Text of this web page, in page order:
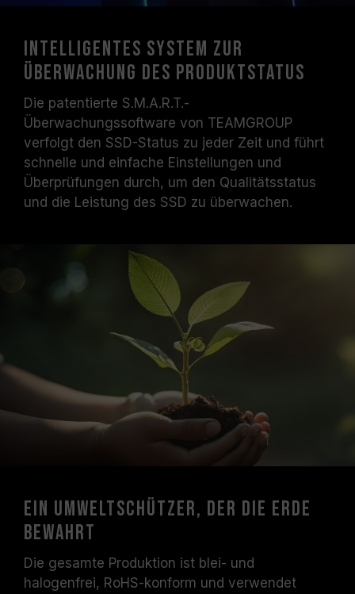
Intelligentes System zur
Überwachung des Produktstatus
Die patentierte S.M.A.R.T.-
Überwachungssoftware von TEAMGROUP
verfolgt den SSD-Status zu jeder Zeit und führt
schnelle und einfache Einstellungen und
Überprüfungen durch, um den Qualitätsstatus
und die Leistung des SSD zu überwachen.
Ein Umweltschützer, der die Erde
bewahrt
Die gesamte Produktion ist blei- und
halogenfrei, RoHS-konform und verwendet